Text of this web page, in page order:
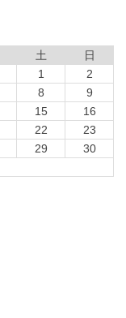
土 日
1
2
8
9
15
16
22
23
29
30